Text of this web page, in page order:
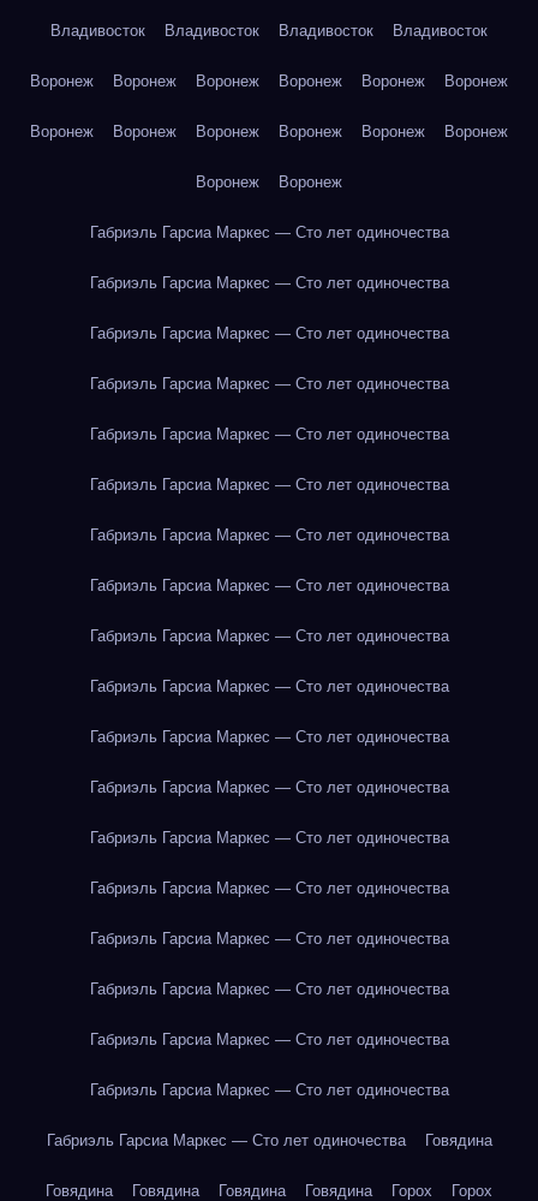
Владивосток Владивосток Владивосток Владивосток
Воронеж Воронеж Воронеж Воронеж Воронеж Воронеж
Воронеж Воронеж Воронеж Воронеж Воронеж Воронеж
Воронеж Воронеж
Габриэль Гарсиа Маркес — Сто лет одиночества
Габриэль Гарсиа Маркес — Сто лет одиночества
Габриэль Гарсиа Маркес — Сто лет одиночества
Габриэль Гарсиа Маркес — Сто лет одиночества
Габриэль Гарсиа Маркес — Сто лет одиночества
Габриэль Гарсиа Маркес — Сто лет одиночества
Габриэль Гарсиа Маркес — Сто лет одиночества
Габриэль Гарсиа Маркес — Сто лет одиночества
Габриэль Гарсиа Маркес — Сто лет одиночества
Габриэль Гарсиа Маркес — Сто лет одиночества
Габриэль Гарсиа Маркес — Сто лет одиночества
Габриэль Гарсиа Маркес — Сто лет одиночества
Габриэль Гарсиа Маркес — Сто лет одиночества
Габриэль Гарсиа Маркес — Сто лет одиночества
Габриэль Гарсиа Маркес — Сто лет одиночества
Габриэль Гарсиа Маркес — Сто лет одиночества
Габриэль Гарсиа Маркес — Сто лет одиночества
Габриэль Гарсиа Маркес — Сто лет одиночества
Габриэль Гарсиа Маркес — Сто лет одиночества Говядина
Говядина Говядина Говядина Говядина Горох Горох